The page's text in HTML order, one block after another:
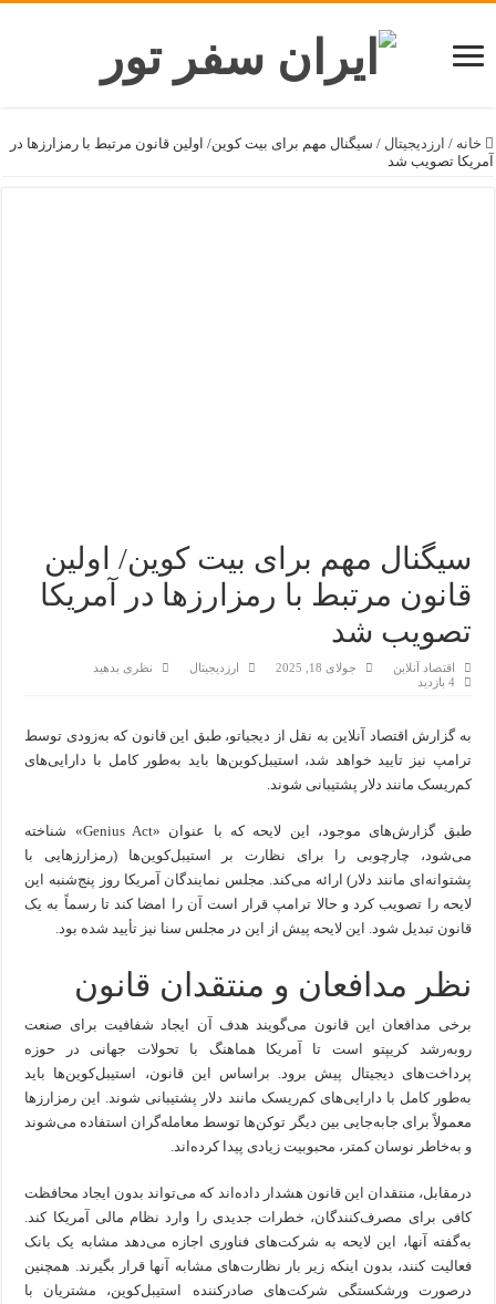
خانه / ارزدیجیتال / سیگنال مهم برای بیت کوین/ اولین قانون مرتبط با رمزارزها در
آمریکا تصویب شد
سیگنال مهم برای بیت کوین/ اولین
قانون مرتبط با رمزارزها در آمریکا
تصویب شد
اقتصاد آنلاین جولای 18, 2025 ارزدیجیتال
نظری بدهید
4 بازدید
به گزارش اقتصاد آنلاین به نقل از دیجیاتو، طبق این قانون که به‌زودی توسط
ترامپ نیز تایید خواهد شد، استیبل‌کوین‌ها باید به‌طور کامل با دارایی‌های
کم‌ریسک مانند دلار پشتیبانی شوند.
طبق گزارش‌های موجود، این لایحه که با عنوان «Genius Act» شناخته
می‌شود، چارچوبی را برای نظارت بر استیبل‌کوین‌ها (رمزارز‌هایی با
پشتوانه‌ای مانند دلار) ارائه می‌کند. مجلس نمایندگان آمریکا روز پنج‌شنبه این
لایحه را تصویب کرد و حالا ترامپ قرار است آن را امضا کند تا رسماً به یک
قانون تبدیل شود. این لایحه پیش از این در مجلس سنا نیز تأیید شده بود.
نظر مدافعان و منتقدان قانون
برخی مدافعان این قانون می‌گویند هدف آن ایجاد شفافیت برای صنعت
روبه‌رشد کریپتو است تا آمریکا هماهنگ با تحولات جهانی در حوزه
پرداخت‌های دیجیتال پیش برود. براساس این قانون، استیبل‌کوین‌ها باید
به‌طور کامل با دارایی‌های کم‌ریسک مانند دلار پشتیبانی شوند. این رمزارز‌ها
معمولاً برای جابه‌جایی بین دیگر توکن‌ها توسط معامله‌گران استفاده می‌شوند
و به‌خاطر نوسان کمتر، محبوبیت زیادی پیدا کرده‌اند.
درمقابل، منتقدان این قانون هشدار داده‌اند که می‌تواند بدون ایجاد محافظت
کافی برای مصرف‌کنندگان، خطرات جدیدی را وارد نظام مالی آمریکا کند.
به‌گفته آنها، این لایحه به شرکت‌های فناوری اجازه می‌دهد مشابه یک بانک
فعالیت کنند، بدون اینکه زیر بار نظارت‌های مشابه آنها قرار بگیرند. همچنین
درصورت ورشکستگی شرکت‌های صادرکننده استیبل‌کوین، مشتریان با